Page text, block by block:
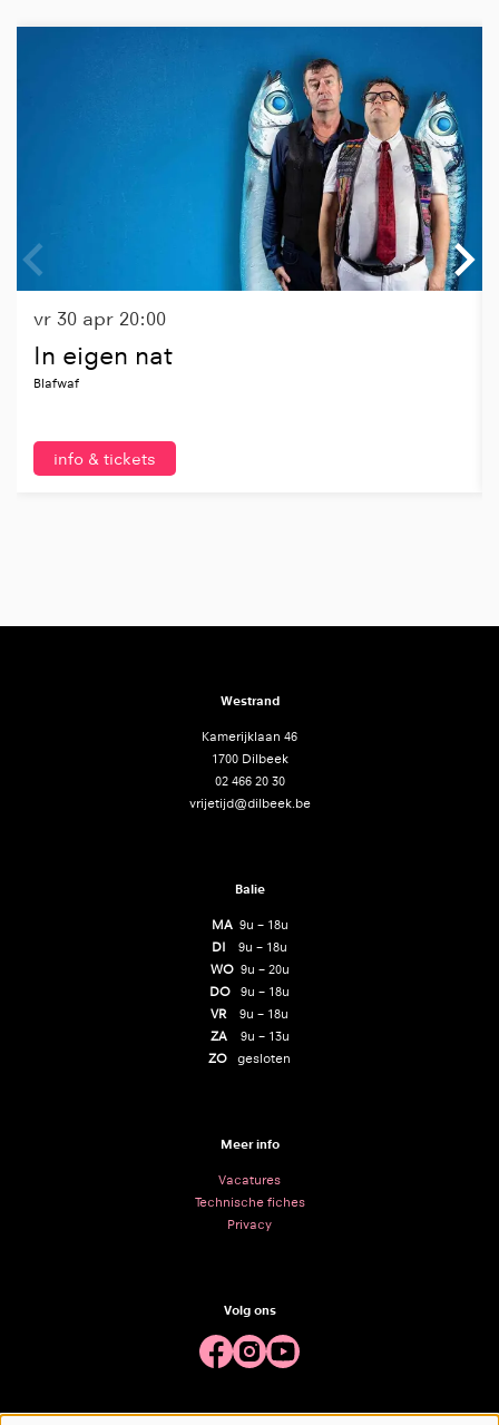
In eigen nat
Blafwaf
vr 30 apr 20:00
info & tickets
Westrand
Kamerijklaan 46
1700 Dilbeek
02 466 20 30
vrijetijd@dilbeek.be
Balie
MA 9u – 18u
DI 9u – 18u
WO9u – 20u
DO 9u – 18u
VR 9u – 18u
ZA
9u – 13u
ZO gesloten
Meer info
Vacatures
Technische fiches
Privacy
Volg ons
Meld je aan voor de nieuwsbrief